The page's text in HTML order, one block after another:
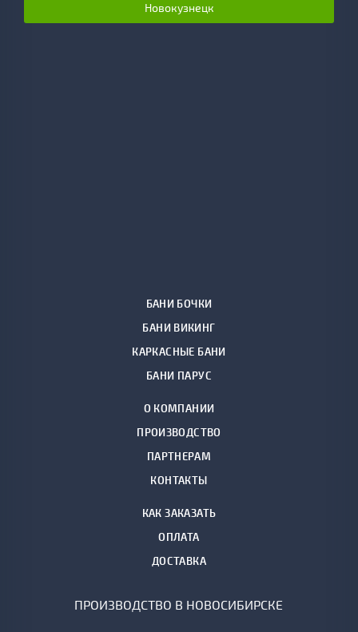
Новокузнецк
БАНИ БОЧКИ
БАНИ ВИКИНГ
КАРКАСНЫЕ БАНИ
БАНИ ПАРУС
О КОМПАНИИ
ПРОИЗВОДСТВО
ПАРТНЕРАМ
КОНТАКТЫ
КАК ЗАКАЗАТЬ
ОПЛАТА
ДОСТАВКА
ПРОИЗВОДСТВО В НОВОСИБИРСКЕ